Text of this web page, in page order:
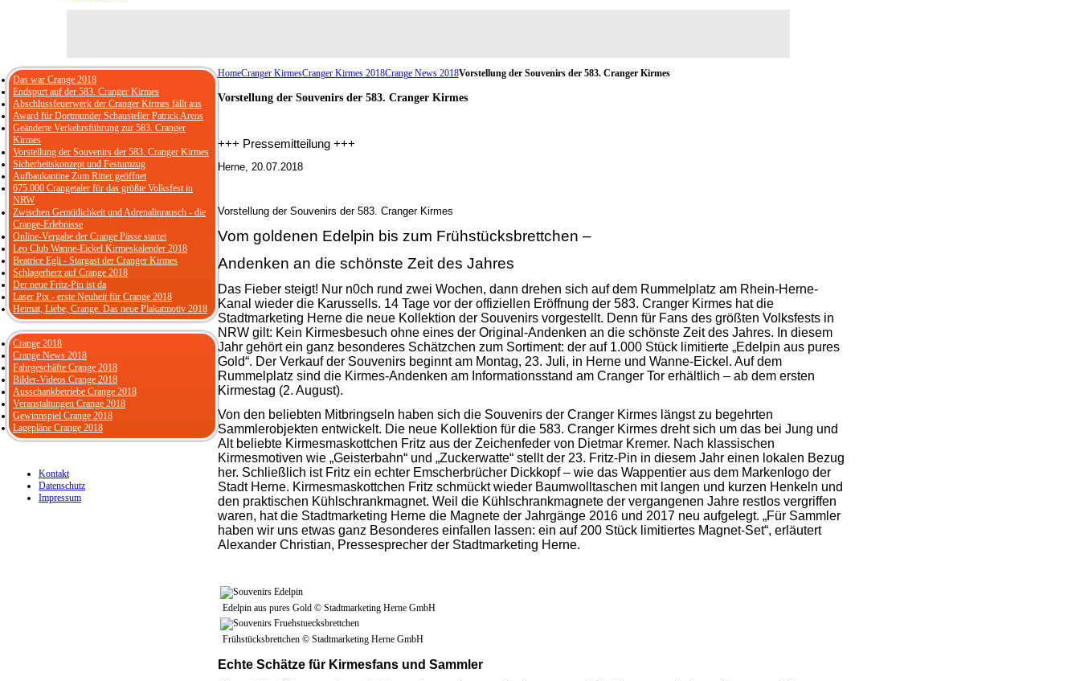
HomeCranger KirmesCranger Kirmes 2018Crange News 2018Vorstellung der Souvenirs der 583. Cranger Kirmes
Vorstellung der Souvenirs der 583. Cranger Kirmes
+++ Pressemitteilung +++
Herne, 20.07.2018
Vorstellung der Souvenirs der 583. Cranger Kirmes
Vom goldenen Edelpin bis zum Frühstücksbrettchen –
Andenken an die schönste Zeit des Jahres
Das Fieber steigt! Nur n0ch rund zwei Wochen, dann drehen sich auf dem Rummelplatz am Rhein-Herne-
Kanal wieder die Karussells. 14 Tage vor der offiziellen Eröffnung der 583. Cranger Kirmes hat die
Stadtmarketing Herne die neue Kollektion der Souvenirs vorgestellt. Denn für Fans des größten Volksfests in
NRW gilt: Kein Kirmesbesuch ohne eines der Original-Andenken an die schönste Zeit des Jahres. In diesem
Jahr gehört ein ganz besonderes Schätzchen zum Sortiment: der auf 1.000 Stück limitierte „Edelpin aus pures
Gold“. Der Verkauf der Souvenirs beginnt am Montag, 23. Juli, in Herne und Wanne-Eickel. Auf dem
Rummelplatz sind die Kirmes-Andenken am Informationsstand am Cranger Tor erhältlich – ab dem ersten
Kirmestag (2. August).
Von den beliebten Mitbringseln haben sich die Souvenirs der Cranger Kirmes längst zu begehrten
Sammlerobjekten entwickelt. Die neue Kollektion für die 583. Cranger Kirmes dreht sich um das bei Jung und
Alt beliebte Kirmesmaskottchen Fritz aus der Zeichenfeder von Dietmar Kremer. Nach klassischen
Kirmesmotiven wie „Geisterbahn“ und „Zuckerwatte“ stellt der 23. Fritz-Pin in diesem Jahr einen lokalen Bezug
her. Schließlich ist Fritz ein echter Emscherbrücher Dickkopf – wie das Wappentier aus dem Markenlogo der
Stadt Herne. Kirmesmaskottchen Fritz schmückt wieder Baumwolltaschen mit langen und kurzen Henkeln und
den praktischen Kühlschrankmagnet. Weil die Kühlschrankmagnete der vergangenen Jahre restlos vergriffen
waren, hat die Stadtmarketing Herne die Magnete der Jahrgänge 2016 und 2017 neu aufgelegt. „Für Sammler
haben wir uns etwas ganz Besonderes einfallen lassen: ein auf 200 Stück limitiertes Magnet-Set“, erläutert
Alexander Christian, Pressesprecher der Stadtmarketing Herne.
Edelpin aus pures Gold © Stadtmarketing Herne GmbH
Frühstücksbrettchen © Stadtmarketing Herne GmbH
Echte Schätze für Kirmesfans und Sammler
Das war Crange 2018
Endspurt auf der 583. Cranger Kirmes
Abschlussfeuerwerk der Cranger Kirmes fällt aus
Award für Dortmunder Schausteller Patrick Arens
Geänderte Verkehrsführung zur 583. Cranger
Kirmes
Vorstellung der Souvenirs der 583. Cranger Kirmes
Sicherheitskonzept und Festumzug
Aufbaukantine Zum Ritter geöffnet
675.000 Crangetaler für das größte Volksfest in
NRW
Zwischen Gemütlichkeit und Adrenalinrausch - die
Crange-Erlebnisse
Online-Vergabe der Crange Pässe startet
Leo Club Wanne-Eickel Kirmeskalender 2018
Beatrice Egli - Stargast der Cranger Kirmes
Schlagerherz auf Crange 2018
Der neue Fritz-Pin ist da
Laser Pix - erste Neuheit für Crange 2018
Heimat, Liebe, Crange. Das neue Plakatmotiv 2018
Crange 2018
Crange News 2018
Fahrgeschäfte Crange 2018
Bilder-Videos Crange 2018
Ausschankbetriebe Crange 2018
Veranstaltungen Crange 2018
Gewinnspiel Crange 2018
Lagepläne Crange 2018
Kontakt
Datenschutz
Impressum